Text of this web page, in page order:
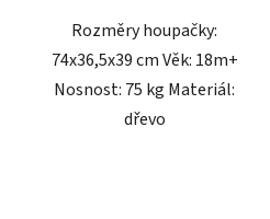
Rozměry houpačky:
74x36,5x39 cm Věk: 18m+
Nosnost: 75 kg Materiál:
dřevo